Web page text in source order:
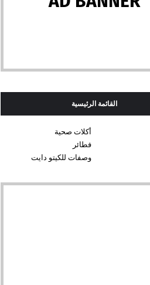
القائمة الرئيسية
أكلات صحية
فطائر
وصفات للكيتو دايت